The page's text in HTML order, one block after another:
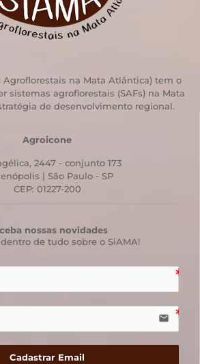
Agroflorestais na Mata Atlântica) tem o
sistemas agroflorestais (SAFs) na Mata
de desenvolvimento regional.
Agroicone
2447 - conjunto 173
| São Paulo - SP
CEP: 01227-200
nossas novidades
de tudo sobre o SiAMA!
email
Cadastrar Email